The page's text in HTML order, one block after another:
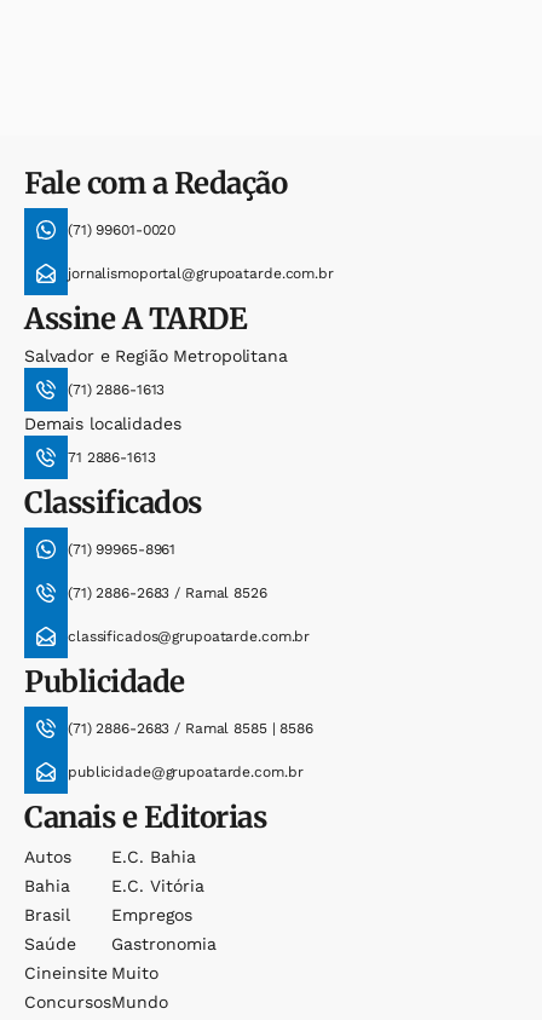
Fale com a Redação
(71) 99601-0020
jornalismoportal@grupoatarde.com.br
AssineA TARDE
Salvador e Região Metropolitana
(71) 2886-1613
Demais localidades
71 2886-1613
Classificados
(71) 99965-8961
(71) 2886-2683 / Ramal 8526
classificados@grupoatarde.com.br
Publicidade
(71) 2886-2683 / Ramal 8585 | 8586
publicidade@grupoatarde.com.br
Canais e Editorias
Autos
Bahia
Brasil
Saúde
Cineinsite
Concursos
E.c. Bahia
E.c. Vitória
Empregos
Gastronomia
Muito
Mundo